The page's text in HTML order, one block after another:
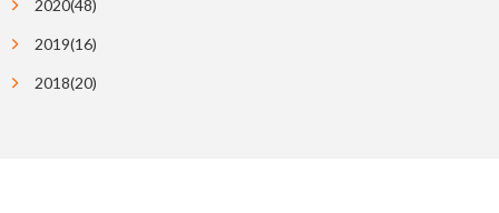
2020(48)
2019(16)
2018(20)